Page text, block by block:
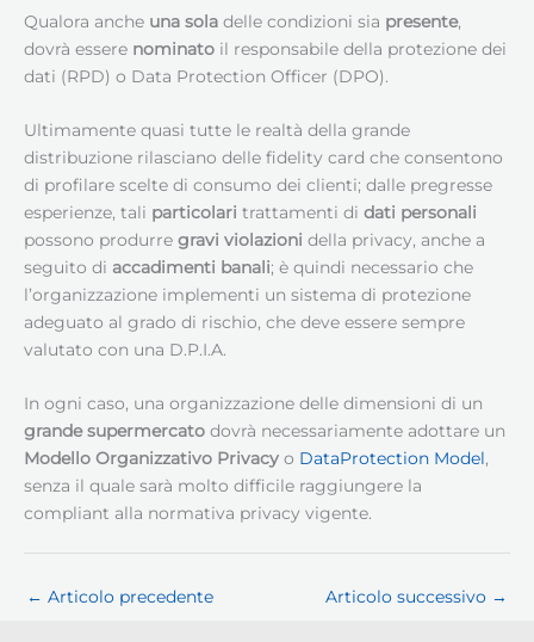
Qualora anche una sola delle condizioni sia presente,
dovrà essere nominato il responsabile della protezione dei
dati (RPD) o Data Protection Officer (DPO).
Ultimamente quasi tutte le realtà della grande
distribuzione rilasciano delle fidelity card che consentono
di profilare scelte di consumo dei clienti; dalle pregresse
esperienze, tali particolari trattamenti di dati personali
possono produrre gravi violazioni della privacy, anche a
seguito di accadimenti banali; è quindi necessario che
l’organizzazione implementi un sistema di protezione
adeguato al grado di rischio, che deve essere sempre
valutato con una D.P.I.A.
In ogni caso, una organizzazione delle dimensioni di un
grande supermercato dovrà necessariamente adottare un
Modello Organizzativo Privacy o DataProtection Model,
senza il quale sarà molto difficile raggiungere la
compliant alla normativa privacy vigente.
← Articolo precedente Articolo successivo →